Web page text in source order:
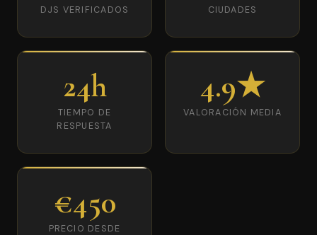
DJS VERIFICADOS CIUDADES
24h
TIEMPO DE
RESPUESTA
4.9★
VALORACIÓN MEDIA
€450
PRECIO DESDE